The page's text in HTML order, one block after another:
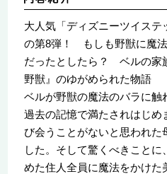
大人気「ディズニーツイステ
の第8弾！ もしも野獣に魔
だったとしたら？ ベルの家
野獣』のゆがめられた物語
ベルが野獣の魔法のバラに触
過去の記憶で満たされはじ
び会うことがないと思われた
した。そして驚くべきこと
めた住人全員に魔法をかけた